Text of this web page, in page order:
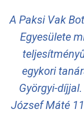
A Paksi Vak
Egyesülete
egykori
Györgyi-
József Máté